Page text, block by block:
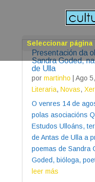
Seleccionar página
Presentación da
Sandra Goded,
de Ulla
por martinho Ago
Literaria, Novas,
O venres 14 de
polas asociacións
Estudos Ulloáns,
de Antas de Ulla a
poemas de Sandra
Goded, bióloga,
leer más